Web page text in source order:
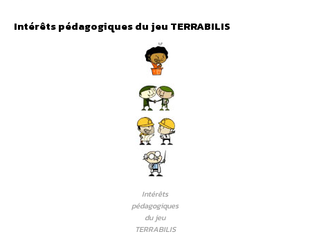
Intérêts pédagogiques du jeu TERRABILIS
Intérêts
pédagogiques
du jeu
TERRABILIS